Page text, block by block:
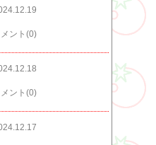
メント(0)
メント(0)